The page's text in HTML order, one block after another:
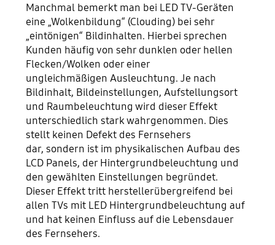
Manchmal bemerkt man bei LED TV-Geräten
eine „Wolkenbildung“ (Clouding) bei sehr
„eintönigen“ Bildinhalten. Hierbei sprechen
Kunden häufig von sehr dunklen oder hellen
Flecken/Wolken oder einer
ungleichmäßigen Ausleuchtung. Je nach
Bildinhalt, Bildeinstellungen, Aufstellungsort
und Raumbeleuchtung wird dieser Effekt
unterschiedlich stark wahrgenommen. Dies
stellt keinen Defekt des Fernsehers
dar, sondern ist im physikalischen Aufbau des
LCD Panels, der Hintergrundbeleuchtung und
den gewählten Einstellungen begründet.
Dieser Effekt tritt herstellerübergreifend bei
allen TVs mit LED Hintergrundbeleuchtung auf
und hat keinen Einfluss auf die Lebensdauer
des Fernsehers.